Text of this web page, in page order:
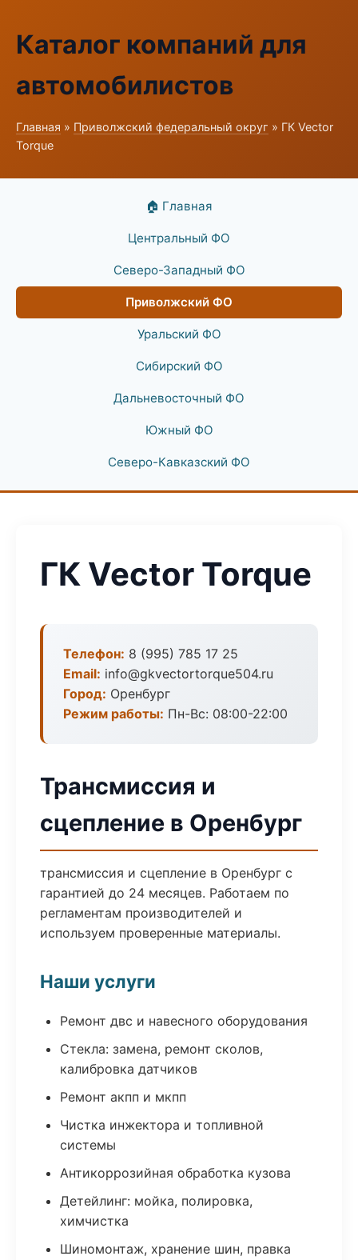
Каталог компаний для
автомобилистов
Главная » Приволжский федеральный округ » ГК Vector
Torque
🏠 Главная
Центральный ФО
Северо-Западный ФО
Приволжский ФО
Уральский ФО
Сибирский ФО
Дальневосточный ФО
Южный ФО
Северо-Кавказский ФО
ГК Vector Torque
Телефон: 8 (995) 785 17 25
Email: info@gkvectortorque504.ru
Город: Оренбург
Режим работы: Пн-Вс: 08:00-22:00
Трансмиссия и
сцепление в Оренбург
трансмиссия и сцепление в Оренбург с
гарантией до 24 месяцев. Работаем по
регламентам производителей и
используем проверенные материалы.
Наши услуги
Ремонт двс и навесного оборудования
Стекла: замена, ремонт сколов,
калибровка датчиков
Ремонт акпп и мкпп
Чистка инжектора и топливной
системы
Антикоррозийная обработка кузова
Детейлинг: мойка, полировка,
химчистка
Шиномонтаж, хранение шин, правка